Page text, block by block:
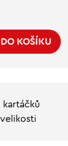
KOŠÍKU
kartáčků